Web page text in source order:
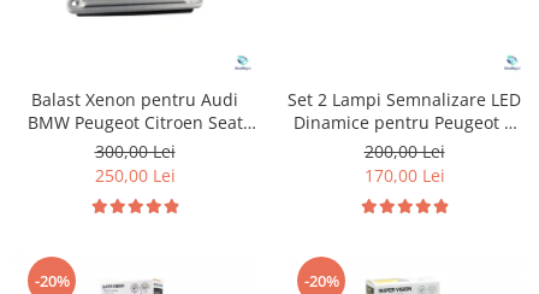
Balast Xenon pentru Audi
BMW Peugeot Citroen Seat
Volkswagen Volvo Renault
300,00 Lei
250,00 Lei
Set 2 Lampi Semnalizare LED
Dinamice pentru Peugeot &
Citroen & Fiat
200,00 Lei
170,00 Lei
-20% -20%